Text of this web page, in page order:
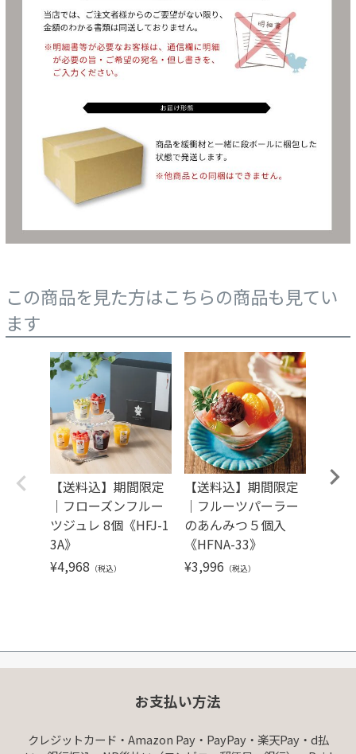
この商品を見た方はこちらの商品も見てい
ます
【送料込】期間限定
｜フローズンフルー
ツジュレ 8個《HFJ-1
3A》
¥4,968 （税込）
【送料込】期間限定
｜フルーツパーラー
のあんみつ５個入
《HFNA-33》
¥3,996 （税込）
【送
お支払い方法
クレジットカード・Amazon Pay・PayPay・楽天Pay・d払